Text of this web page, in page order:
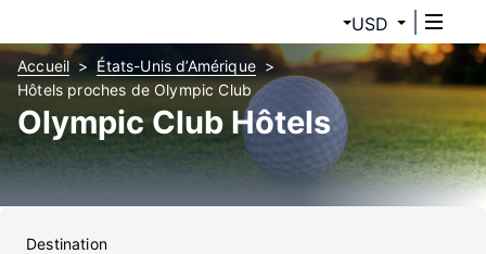
USD
Accueil
États-Unis d’Amérique
Hôtels proches de Olympic Club
Olympic Club Hôtels
Destination